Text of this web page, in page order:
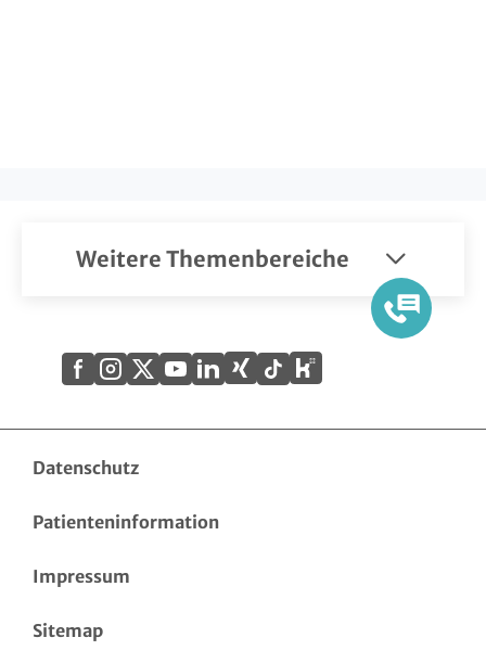
Weitere Themenbereiche
Facebook
Instagram
X
YouTube
LinkedIn
Xing TiktokKununu
Datenschutz
Patienteninformation
Impressum
Sitemap